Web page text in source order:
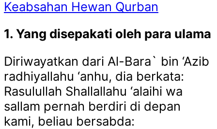
1. Yang disepakati oleh para ulama
Diriwayatkan dari Al-Bara` bin ‘Azib
radhiyallahu ‘anhu, dia berkata:
Rasulullah Shallallahu ‘alaihi wa
sallam pernah berdiri di depan
kami, beliau bersabda: